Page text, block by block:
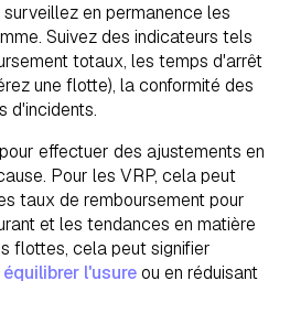
en permanence les
Suivez des indicateurs tels
totaux, les temps d'arrêt
une flotte), la conformité des
d'incidents.
effectuer des ajustements en
Pour les VRP, cela peut
taux de remboursement pour
et les tendances en matière
flottes, cela peut signifier
l'usureou en réduisant